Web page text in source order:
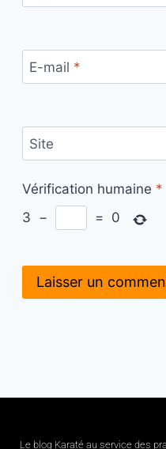
E-mail *
Site
Vérification humaine *
3 − = 0
Le blog Karaté au service des